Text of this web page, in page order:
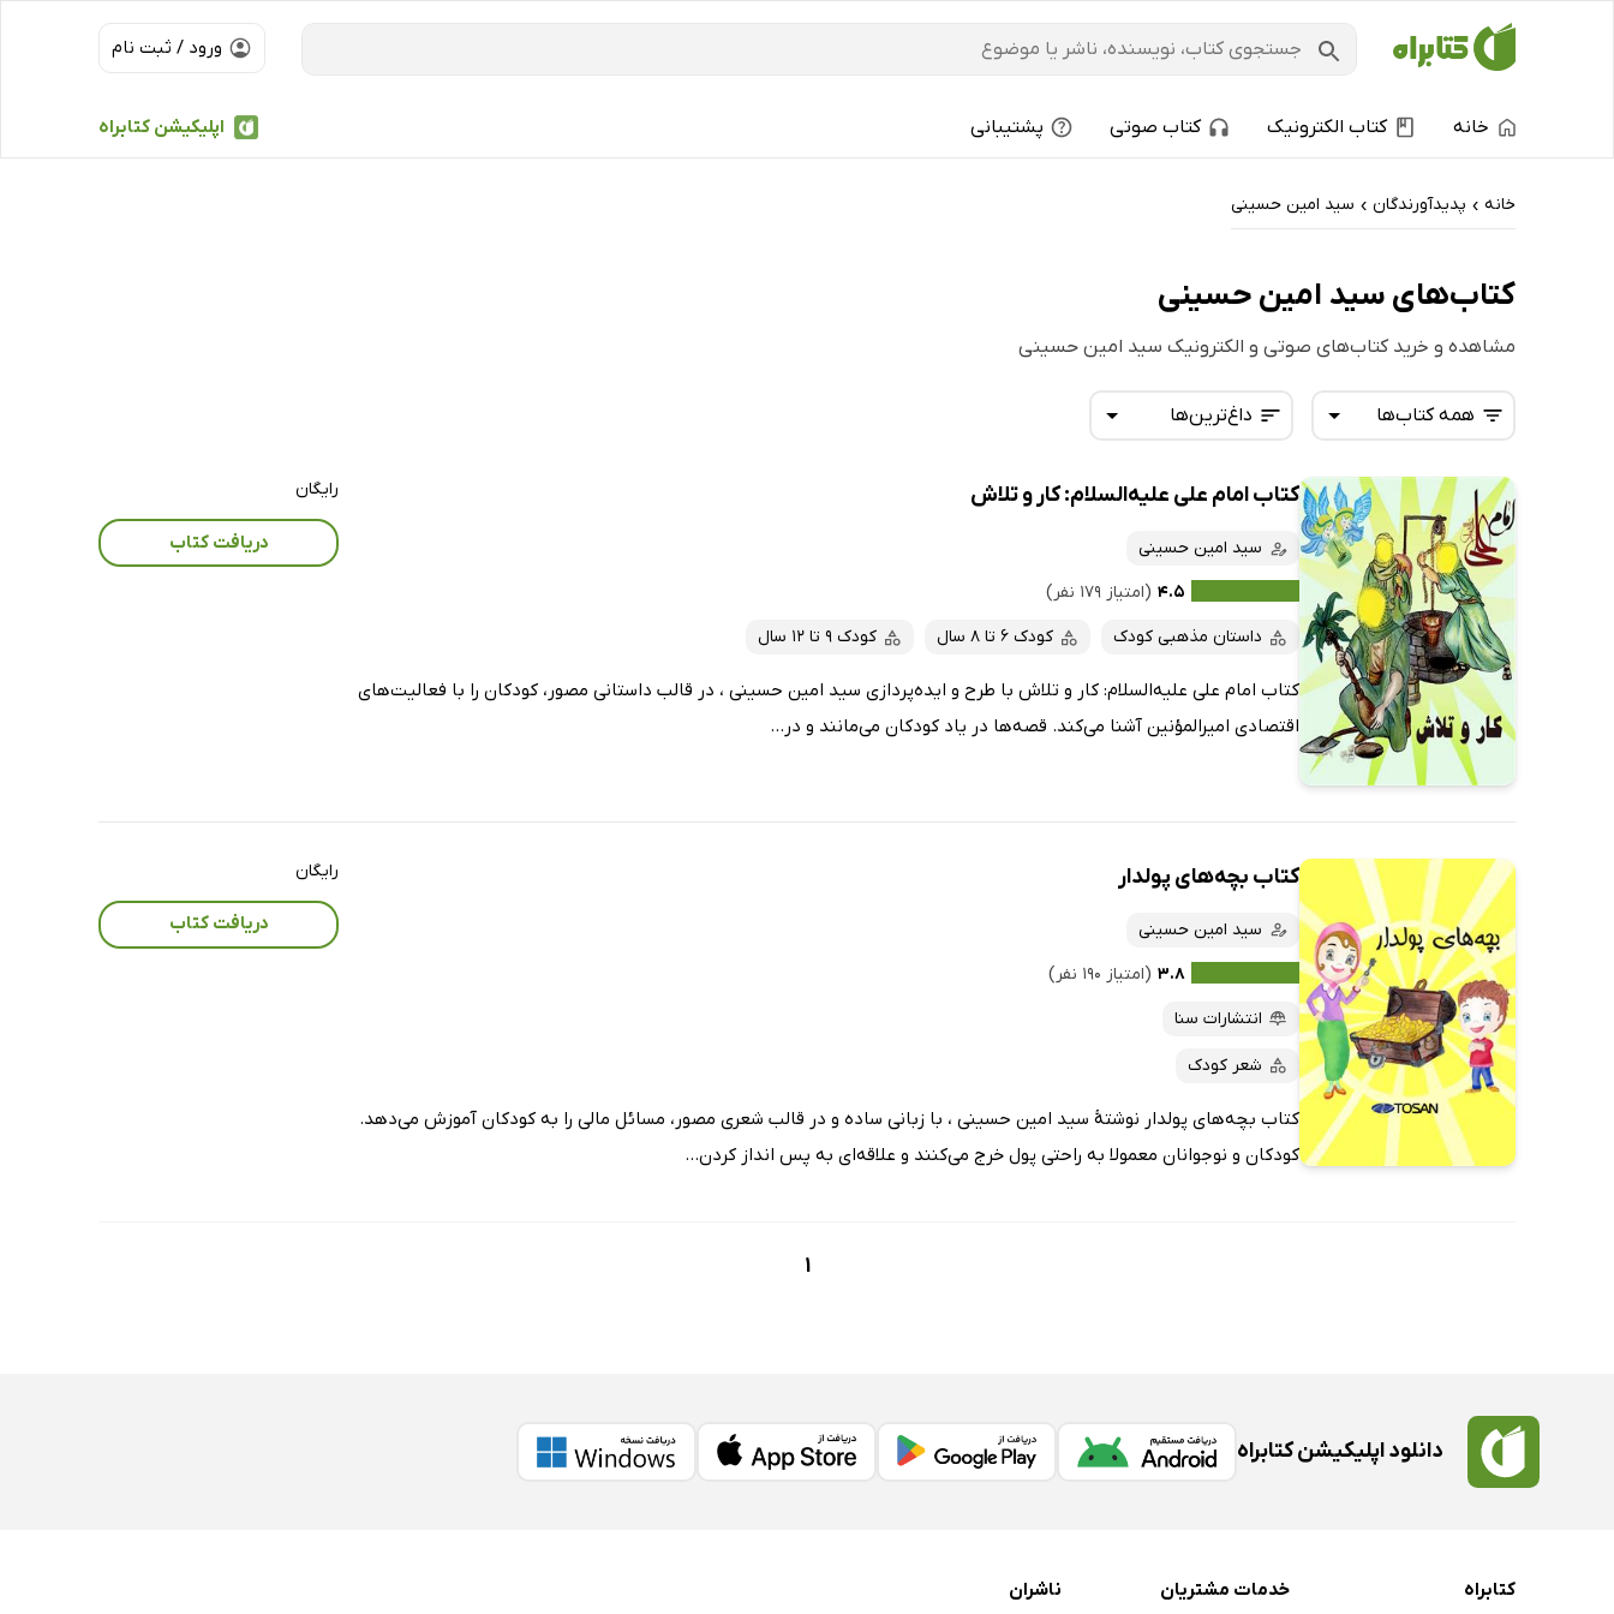
ورود / ثبت نام
اپلیکیشن کتابراه خانه کتاب الکترونیک کتاب صوتی پشتیبانی
خانه › پدیدآورندگان › سید امین حسینی
کتاب‌های سید امین حسینی
مشاهده و خرید کتاب‌های صوتی و الکترونیک سید امین حسینی
داغ‌ترین‌ها
تازه‌ها
داغ‌ترین‌ها
پربحث‌ها
ارزان ترین‌ها
همه کتاب‌ها
همه کتاب‌ها
کتاب‌های صوتی
کتاب‌های متنی
کتاب امام علی علیه‌السلام: کار و تلاش
سید امین حسینی
۴.۵ (امتیاز ۱۷۹ نفر)
داستان مذهبی کودک
کودک 6 تا 8 سال کودک 9 تا 12 سال
کتاب امام علی علیه‌السلام: کار و تلاش با طرح و ایده‌پردازی سید امین حسینی ، در قالب داستانی مصور، کودکان را با فعالیت‌های
اقتصادی امیرالمؤنین آشنا می‌کند. قصه‌ها در یاد کودکان می‌مانند و در...
رایگان
دریافت کتاب
کتاب بچه‌های پولدار
سید امین حسینی
۳.۸ (امتیاز ۱۹۰ نفر)
انتشارات سنا
شعر کودک
کتاب بچه‌های پولدار نوشتۀ سید امین حسینی ، با زبانی ساده و در قالب شعری مصور، مسائل مالی را به کودکان آموزش می‌دهد.
کودکان و نوجوانان معمولا به راحتی پول خرج می‌کنند و علاقه‌ای به پس انداز کردن...
رایگان
دریافت کتاب
1
دانلود اپلیکیشن کتابراه
کتابراه خدمات مشتریان ناشران